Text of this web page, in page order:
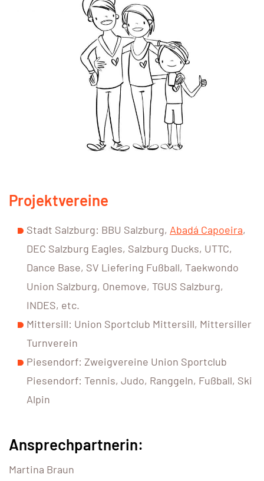
Projektvereine
Stadt Salzburg: BBU Salzburg, Abadá Capoeira,
DEC Salzburg Eagles, Salzburg Ducks, UTTC,
Dance Base, SV Liefering Fußball, Taekwondo
Union Salzburg, Onemove, TGUS Salzburg,
INDES, etc.
Mittersill: Union Sportclub Mittersill, Mittersiller
Turnverein
Piesendorf: Zweigvereine Union Sportclub
Piesendorf: Tennis, Judo, Ranggeln, Fußball, Ski
Alpin
Ansprechpartnerin:
Martina Braun